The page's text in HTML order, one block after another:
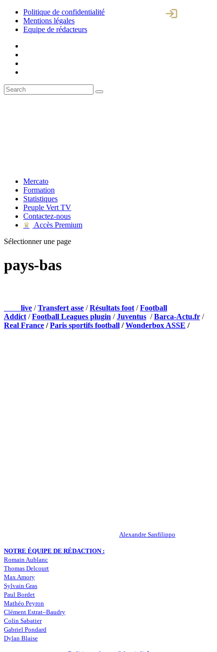
Politique de confidentialité
Mentions légales
Equipe de rédacteurs
Mercato
Formation
Statistiques
Peuple Vert TV
Contactez-nous
♛
Accès Premium
Sélectionner une page
pays-bas
live /Transfert asse /Résultats foot /Football
Addict /Football Leagues plugin /Juventus /Barca-Actu.fr /
Real France /Paris sportifs football /Wonderbox ASSE /
Alexandre Sanfilippo
NOTRE ÉQUIPE DE RÉDACTION :
Romain Aublanc
Thomas Delcourt
Max Amory
Sylvain Gras
Paul Bordet
Mathéo Peyron
Clément Estrat–Baudry
Colin Sabatier
Gabriel Pondard
Dylan Blaise